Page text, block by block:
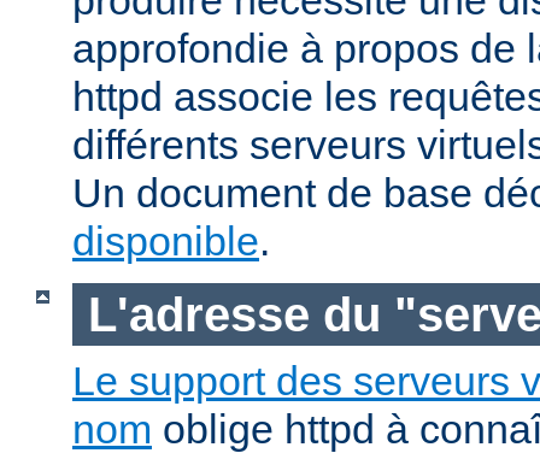
approfondie à propos de
httpd associe les
différents serveurs
Un document de base
disponible.
L'adresse du
Le support des serveurs
nom oblige httpd à